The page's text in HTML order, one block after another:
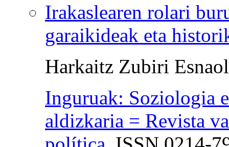
Irakaslearen rolari
garaikideak eta
Harkaitz Zubiri
Inguruak: Soziologia
aldizkaria = Revista